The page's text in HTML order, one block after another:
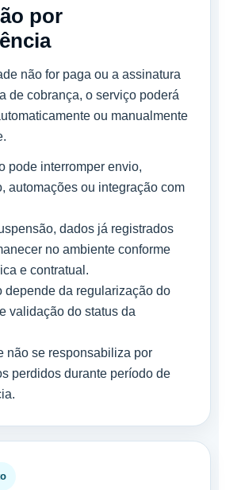
por
não for paga ou a assinatura
de cobrança, o serviço poderá
ou manualmente
pode interromper envio,
automações ou integração com
dados já registrados
no ambiente conforme
e contratual.
depende da regularização do
validação do status da
não se responsabiliza por
perdidos durante período de